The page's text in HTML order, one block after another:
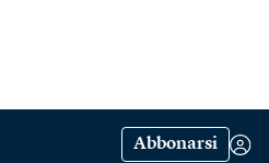
Abbonarsi